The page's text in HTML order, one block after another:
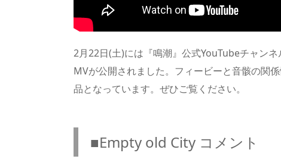
2月22日(土)には『鳴潮』公式YouTubeチャン
MVが公開されました。フィービーと音骸の関
品となっています。ぜひご覧ください。
■Empty old City コメント